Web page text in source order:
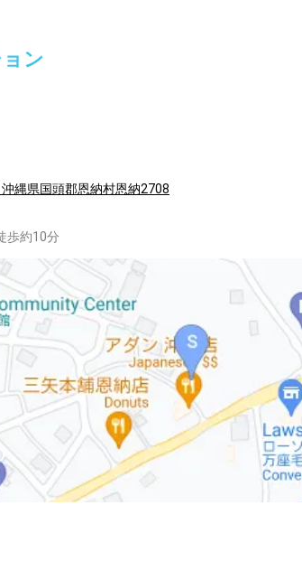
ン
縄県国頭郡恩納村恩納2708
歩約10分